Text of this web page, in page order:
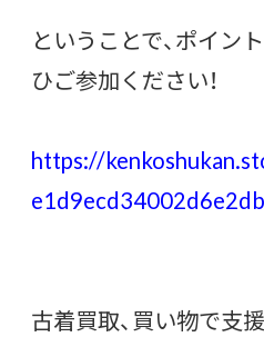
ということで、ポイン
ひご参加ください！
https://
古着買取、買い物で支